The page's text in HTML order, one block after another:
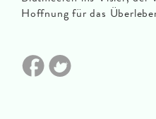
Hoffnung für das